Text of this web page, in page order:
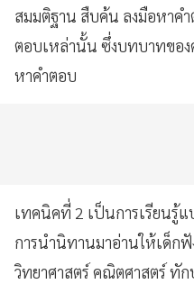
สมมติฐาน สืบค้น ลงมือหาค
ตอบเหล่านั้น ซึ่งบทบาทขอ
หาคำตอบ
เทคนิคที่ 2 เป็นการเรียนรู้
การนำนิทานมาอ่านให้เด็กฟั
วิทยาศาสตร์ คณิตศาสตร์ ทั